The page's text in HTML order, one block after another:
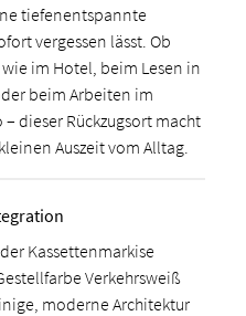
tiefenentspannte
vergessen lässt. Ob
im Hotel, beim Lesen in
beim Arbeiten im
dieser Rückzugsort macht
Auszeit vom Alltag.
Kassettenmarkise
Verkehrsweiß
moderne Architektur